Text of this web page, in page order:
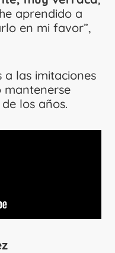
aprendido a
en mi favor”,
las imitaciones
mantenerse
los años.